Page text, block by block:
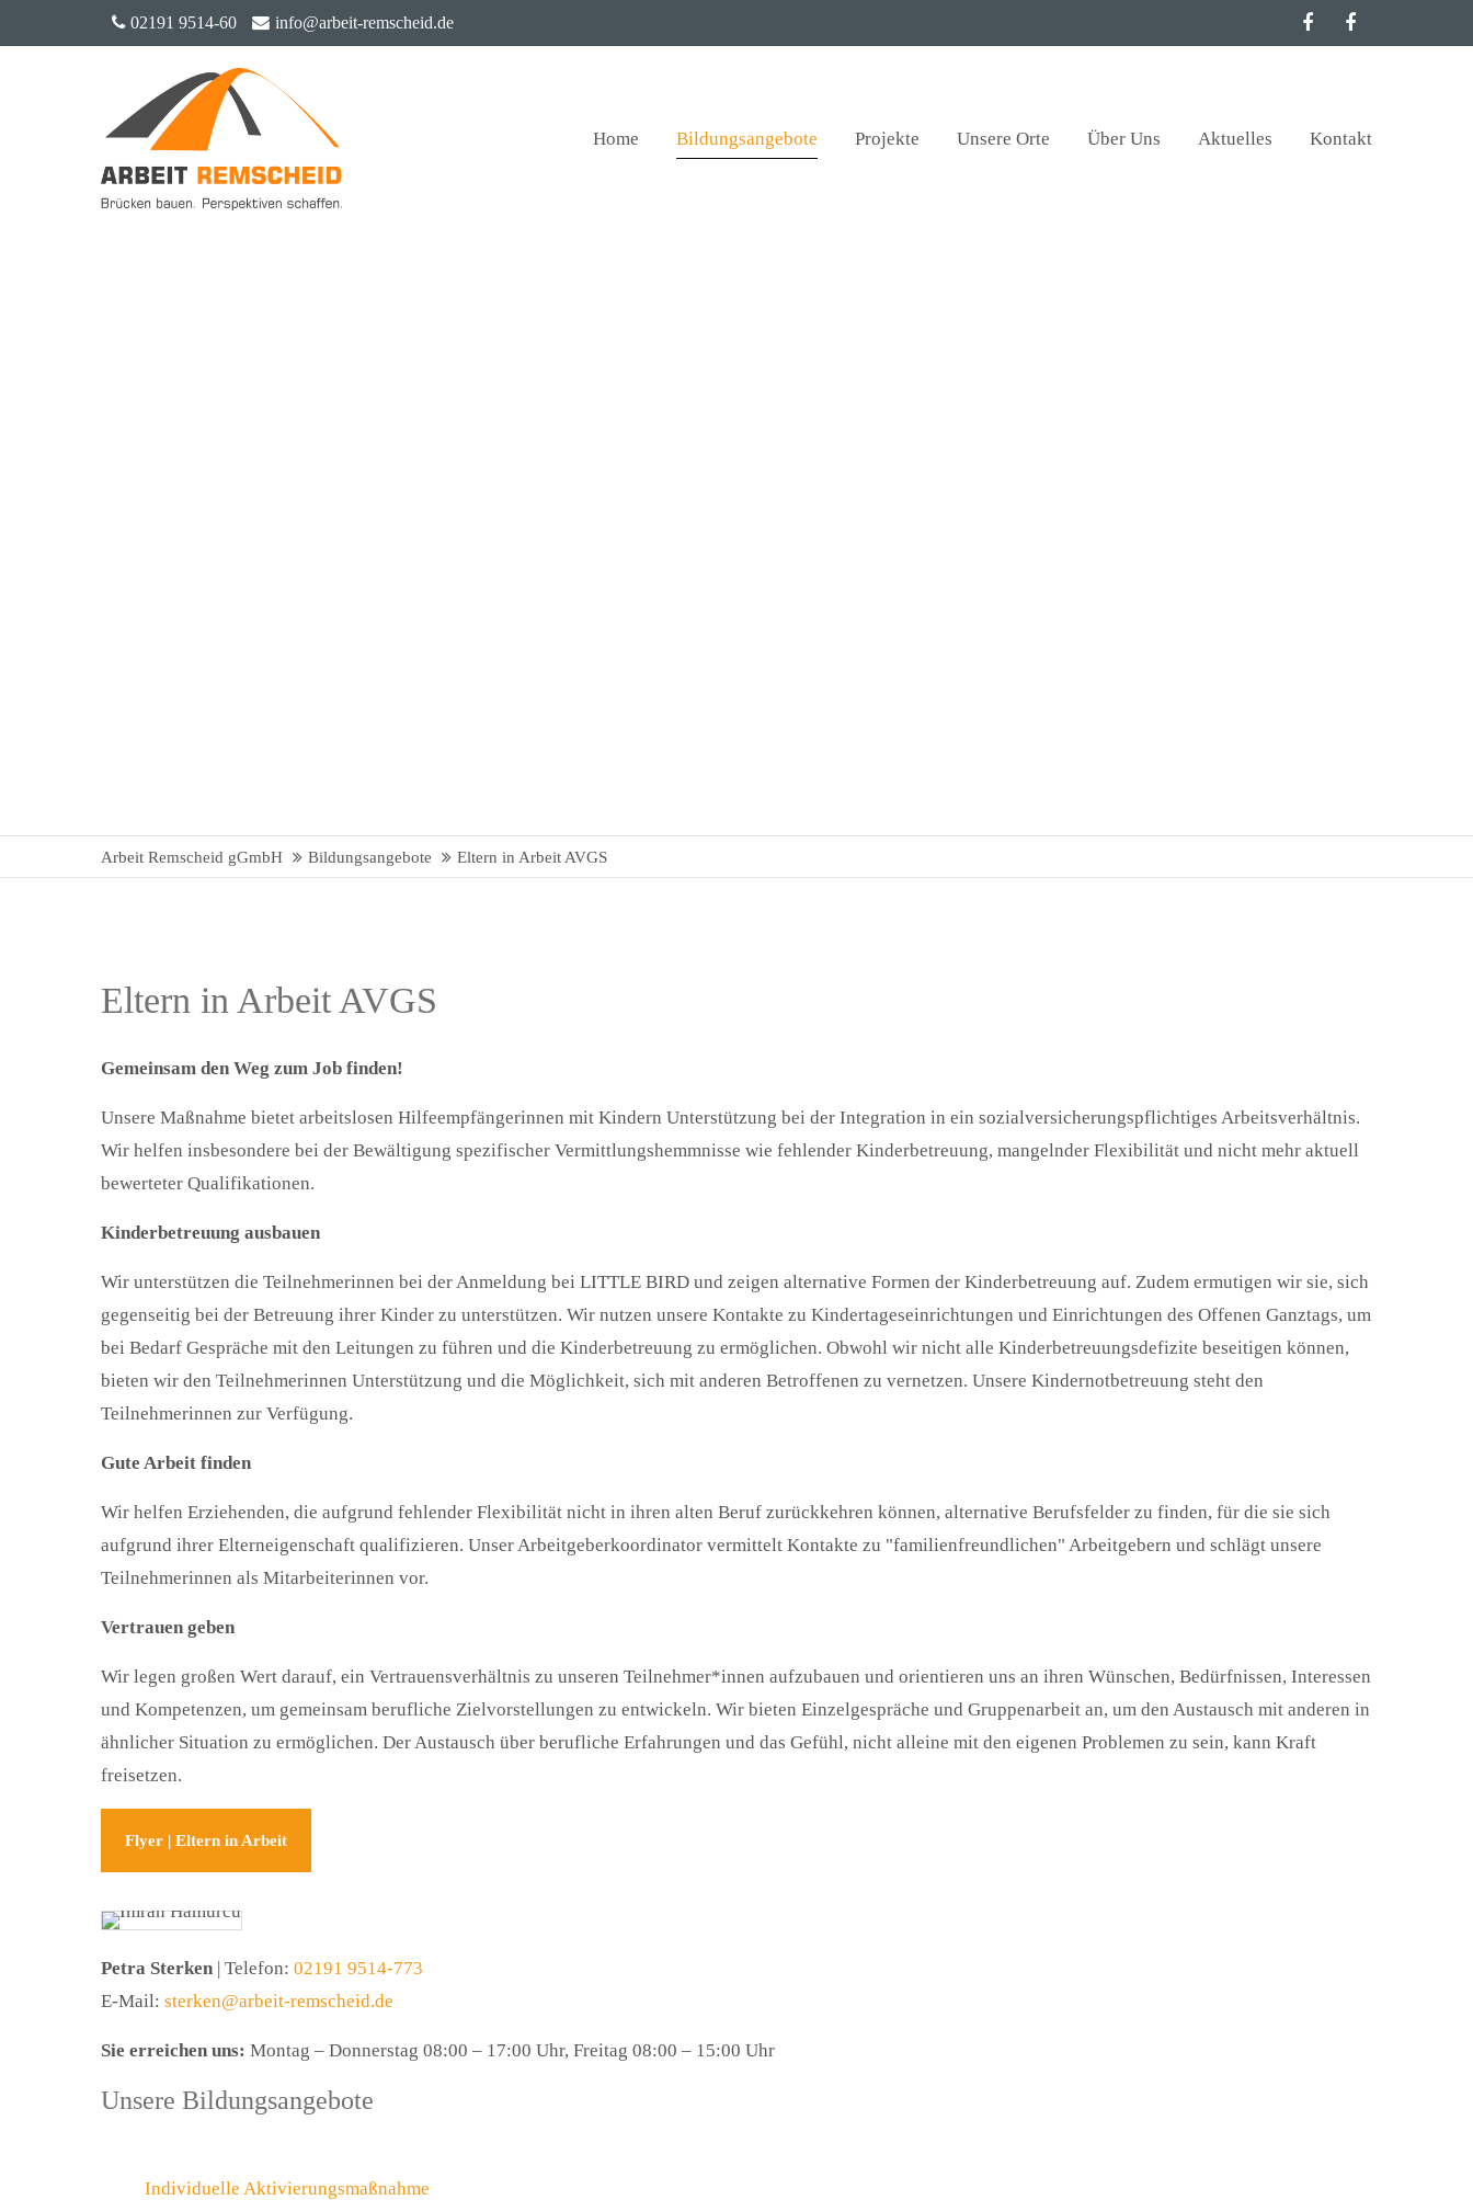
02191 9514-60 info@arbeit-remscheid.de
Home Bildungsangebote Projekte Unsere Orte Über Uns Aktuelles Kontakt
Arbeit Remscheid gGmbH Bildungsangebote Eltern in Arbeit AVGS
Eltern in Arbeit AVGS
Gemeinsam den Weg zum Job finden!
Unsere Maßnahme bietet arbeitslosen Hilfeempfängerinnen mit Kindern Unterstützung bei der Integration in ein sozialversicherungspflichtiges Arbeitsverhältnis.
Wir helfen insbesondere bei der Bewältigung spezifischer Vermittlungshemmnisse wie fehlender Kinderbetreuung, mangelnder Flexibilität und nicht mehr aktuell
bewerteter Qualifikationen.
Kinderbetreuung ausbauen
Wir unterstützen die Teilnehmerinnen bei der Anmeldung bei LITTLE BIRD und zeigen alternative Formen der Kinderbetreuung auf. Zudem ermutigen wir sie, sich
gegenseitig bei der Betreuung ihrer Kinder zu unterstützen. Wir nutzen unsere Kontakte zu Kindertageseinrichtungen und Einrichtungen des Offenen Ganztags, um
bei Bedarf Gespräche mit den Leitungen zu führen und die Kinderbetreuung zu ermöglichen. Obwohl wir nicht alle Kinderbetreuungsdefizite beseitigen können,
bieten wir den Teilnehmerinnen Unterstützung und die Möglichkeit, sich mit anderen Betroffenen zu vernetzen. Unsere Kindernotbetreuung steht den
Teilnehmerinnen zur Verfügung.
Gute Arbeit finden
Wir helfen Erziehenden, die aufgrund fehlender Flexibilität nicht in ihren alten Beruf zurückkehren können, alternative Berufsfelder zu finden, für die sie sich
aufgrund ihrer Elterneigenschaft qualifizieren. Unser Arbeitgeberkoordinator vermittelt Kontakte zu "familienfreundlichen" Arbeitgebern und schlägt unsere
Teilnehmerinnen als Mitarbeiterinnen vor.
Vertrauen geben
Wir legen großen Wert darauf, ein Vertrauensverhältnis zu unseren Teilnehmer*innen aufzubauen und orientieren uns an ihren Wünschen, Bedürfnissen, Interessen
und Kompetenzen, um gemeinsam berufliche Zielvorstellungen zu entwickeln. Wir bieten Einzelgespräche und Gruppenarbeit an, um den Austausch mit anderen in
ähnlicher Situation zu ermöglichen. Der Austausch über berufliche Erfahrungen und das Gefühl, nicht alleine mit den eigenen Problemen zu sein, kann Kraft
freisetzen.
Flyer | Eltern in Arbeit
Petra Sterken | Telefon: 02191 9514-773
E-Mail: sterken@arbeit-remscheid.de
Sie erreichen uns: Montag – Donnerstag 08:00 – 17:00 Uhr, Freitag 08:00 – 15:00 Uhr
Unsere Bildungsangebote
Individuelle Aktivierungsmaßnahme